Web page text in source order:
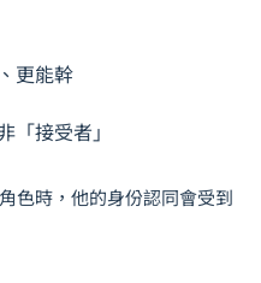
更能幹
「接受者」
色時，他的身份認同會受到